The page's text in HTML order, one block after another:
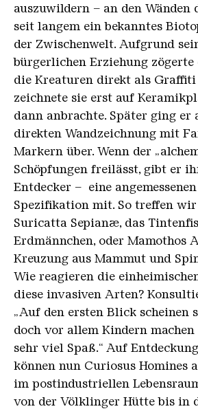
auszuwildern – an den Wänden
seit langem ein bekanntes
der Zwischenwelt. Aufgrund
bürgerlichen Erziehung zögerte
die Kreaturen direkt als Graffiti
zeichnete sie erst auf
dann anbrachte. Später ging er
direkten Wandzeichnung mit
Markern über. Wenn der
Schöpfungen freilässt, gibt er
Entdecker – eine
Spezifikation mit. So treffen
Suricatta Sepianæ, das
Erdmännchen, oder Mamothos
Kreuzung aus Mammut und
Wie reagieren die
diese invasiven Arten?
„Auf den ersten Blick scheinen
doch vor allem Kindern machen
sehr viel Spaß.“ Auf
können nun Curiosus Homines
im postindustriellen
von der Völklinger Hütte bis in